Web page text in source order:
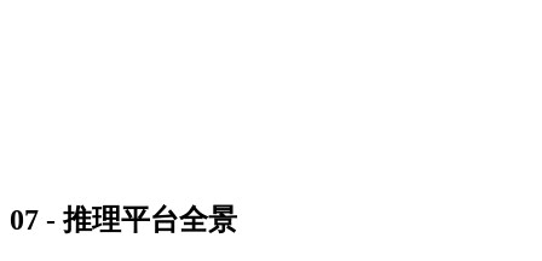
07 - 推理平台全景